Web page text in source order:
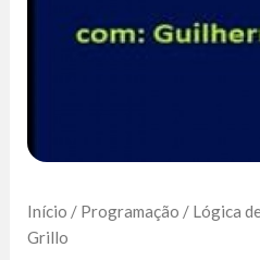
Início / Programação / Lógica
Grillo